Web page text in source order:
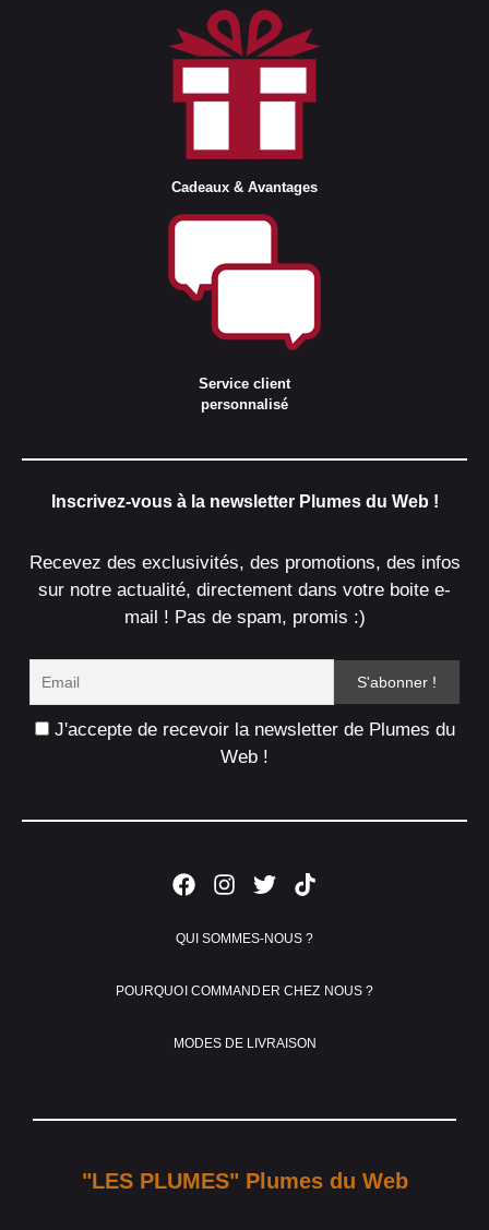
Cadeaux & Avantages
Service client
personnalisé
Inscrivez-vous à la newsletter Plumes du Web !
Recevez des exclusivités, des promotions, des infos
sur notre actualité, directement dans votre boite e-
mail ! Pas de spam, promis :)
J'accepte de recevoir la newsletter de Plumes du
Web !
QUI SOMMES-NOUS ?
POURQUOI COMMANDER CHEZ NOUS ?
MODES DE LIVRAISON
"LES PLUMES" Plumes du Web